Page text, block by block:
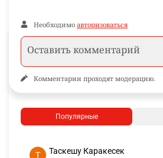
Необходимо авторизоваться
Комментарии проходят модерацию.
Популярные
Таскешу Каракесек